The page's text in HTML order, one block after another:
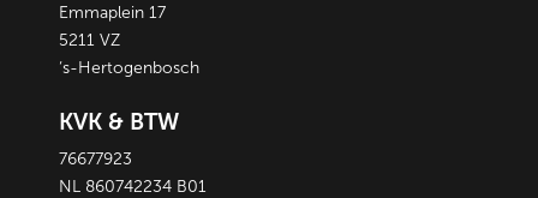
Emmaplein 17
5211 VZ
‘s-Hertogenbosch
KVK & BTW
76677923
NL 860742234 B01